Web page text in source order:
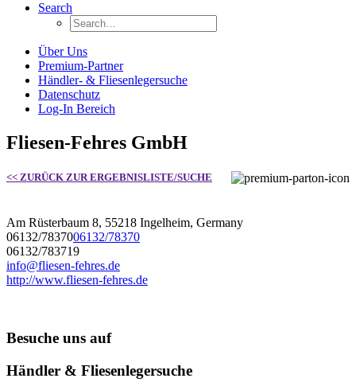
Search
Über Uns
Premium-Partner
Händler- & Fliesenlegersuche
Datenschutz
Log-In Bereich
Fliesen-Fehres GmbH
<< ZURÜCK ZUR ERGEBNISLISTE/SUCHE
Am Rüsterbaum 8, 55218 Ingelheim, Germany
06132/7837006132/78370
06132/783719
info@fliesen-fehres.de
http://www.fliesen-fehres.de
Besuche uns auf
Händler & Fliesenlegersuche